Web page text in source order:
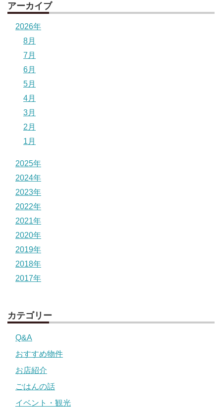
アーカイブ
2026年
8月
7月
6月
5月
4月
3月
2月
1月
2025年
2024年
2023年
2022年
2021年
2020年
2019年
2018年
2017年
カテゴリー
Q&A
おすすめ物件
お店紹介
ごはんの話
イベント・観光